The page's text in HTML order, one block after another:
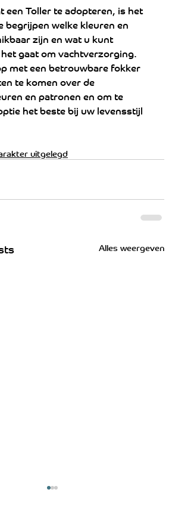
een Toller te adopteren, is het
begrijpen welke kleuren en
zijn en wat u kunt
gaat om vachtverzorging.
met een betrouwbare fokker
te komen over de
en patronen en om te
het beste bij uw levensstijl
uitgelegd
Alles weergeven